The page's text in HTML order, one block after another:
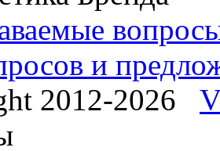
и
2012-2026